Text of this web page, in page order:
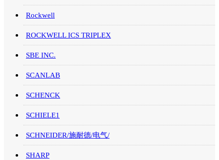
Rockwell
ROCKWELL ICS TRIPLEX
SBE INC.
SCANLAB
SCHENCK
SCHIELE1
SCHNEIDER/施耐德/电气/
SHARP